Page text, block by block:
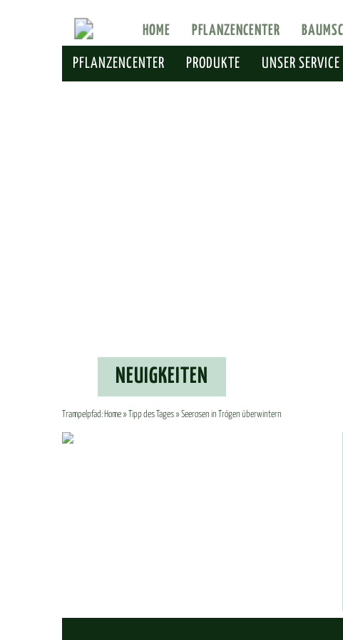
HOME PFLANZENCENTER
PFLANZENCENTER PRODUKTE UNSER SERVICE
NEU­IG­KEI­TEN
Trampelpfad: Home» Tipp des Tages» Seerosen in Trögen überwintern